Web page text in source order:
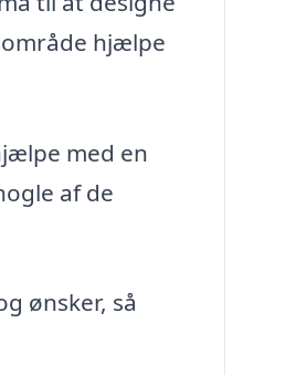
hjælpe
med en
af de
ønsker, så